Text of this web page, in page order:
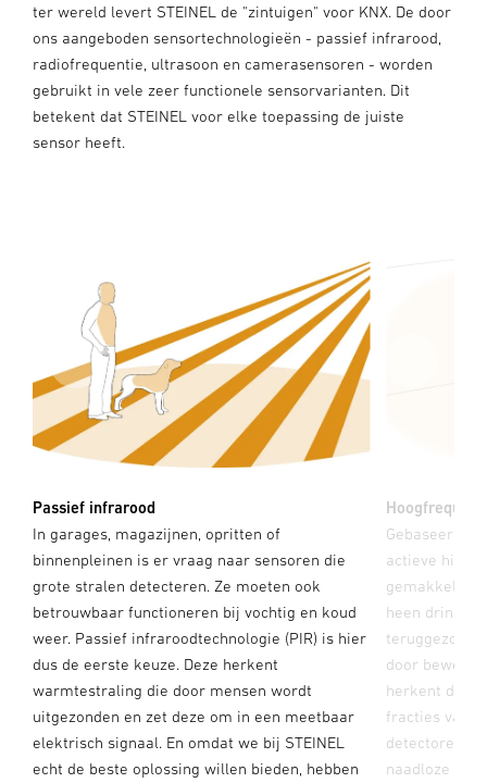
ter wereld levert STEINEL de "zintuigen" voor KNX. De door
ons aangeboden sensortechnologieën - passief infrarood,
radiofrequentie, ultrasoon en camerasensoren - worden
gebruikt in vele zeer functionele sensorvarianten. Dit
betekent dat STEINEL voor elke toepassing de juiste
sensor heeft.
Passief infrarood
In garages, magazijnen, opritten of
binnenpleinen is er vraag naar sensoren die
grote stralen detecteren. Ze moeten ook
betrouwbaar functioneren bij vochtig en koud
weer. Passief infraroodtechnologie (PIR) is hier
dus de eerste keuze. Deze herkent
warmtestraling die door mensen wordt
uitgezonden en zet deze om in een meetbaar
elektrisch signaal. En omdat we bij STEINEL
echt de beste oplossing willen bieden, hebben
Hoogfrequent
Gebaseerd
actieve
gemakkelijk
heen dringen
door
herkent de
fracties van
detectoren
naadloze